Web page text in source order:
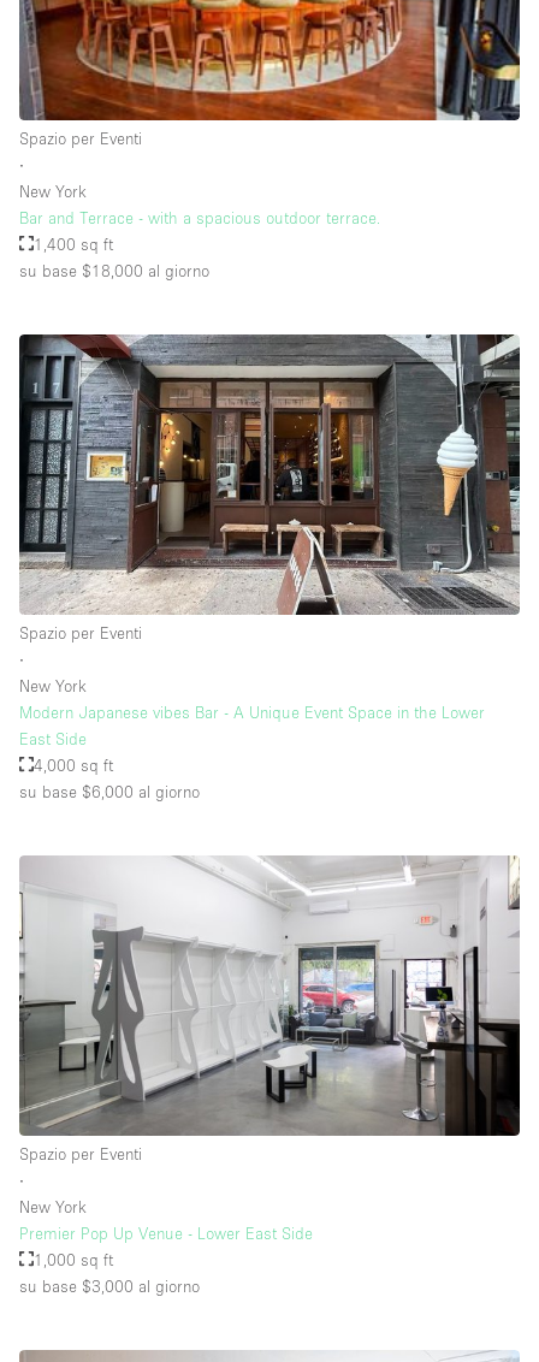
Raw
Riscaldamento
Sistema di sicurezza
Spazio living
Terrace
Tetto / Terrazza
Vetrina
Vista incredibile
Water Access
Whitebox / Minimal
Piano/Accesso
Seminterrato
Piano terra su corte
Piano terra su strada
Centro commerciale
Altro
Spazio per Eventi
∙
New York
Bar and Terrace - with a spacious outdoor terrace.
1,400 sq ft
su base $18,000 al giorno
Spazio per Eventi
∙
New York
Modern Japanese vibes Bar - A Unique Event Space in the Lower
East Side
4,000 sq ft
su base $6,000 al giorno
Spazio per Eventi
∙
New York
Premier Pop Up Venue - Lower East Side
1,000 sq ft
su base $3,000 al giorno